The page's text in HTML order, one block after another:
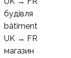
будівля
bâtiment
UK → FR
магазин